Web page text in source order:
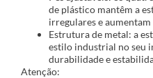
de plástico mantêm a
irregulares e
Estrutura de metal: a
estilo industrial no seu
durabilidade e
Atenção: